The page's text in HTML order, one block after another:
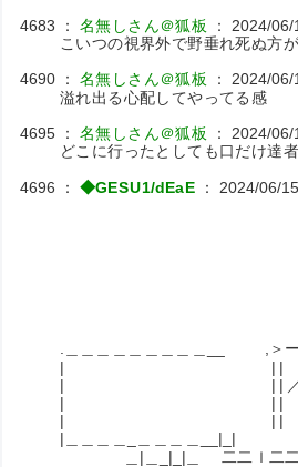
4683 ：名無しさん＠狐板 ： 2024/06/
こいつの視界外で野垂れ死ぬ方
4690 ：名無しさん＠狐板 ：2024/06/
溢れ出る心配してやってる感
4695 ：名無しさん＠狐板 ： 2024/06/
どこに行ったとしても口だけ達
4696 ：◆GESU1/dEaE ： 2024/06/
／￣
ノ ヽ､
（●）（● ） |
（__人
ヽ｀⌒ ´ | 俺
{ | 消し
ヽ
.＿＿＿＿＿＿＿＿＿__ ,
| | |
| | | ／
| | |
| | | ヽ
|＿＿＿＿_＿＿＿＿
＿|＿_|_|＿ 二二ｌ二二ｌ